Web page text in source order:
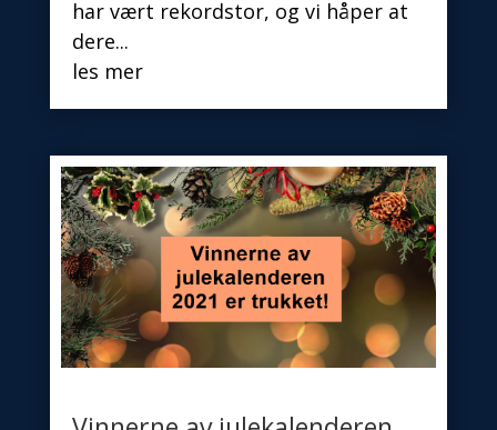
har vært rekordstor, og vi håper at
dere...
les mer